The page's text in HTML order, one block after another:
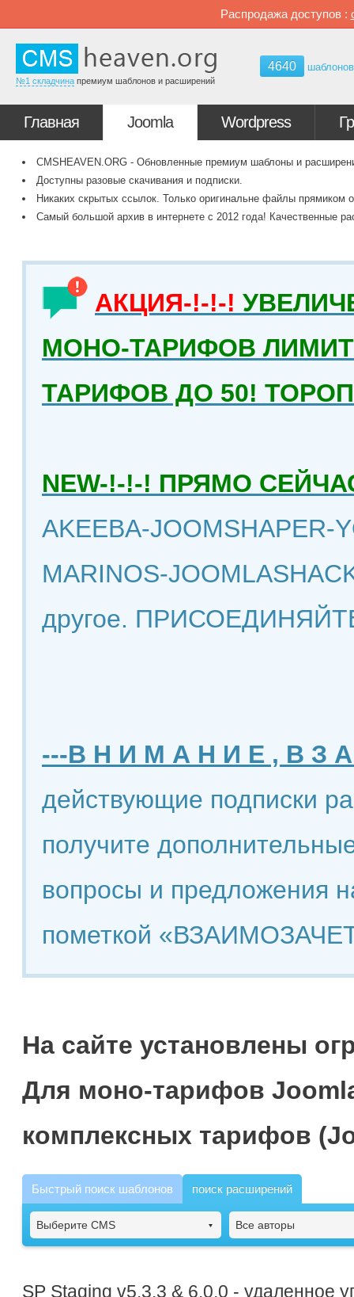
Распродажа доступов :
№1 складчина премиум шаблонов и расширений
4640 шаблонов
Главная Joomla Wordpress
CMSHEAVEN.ORG - Обновленные премиум шаблоны и
Доступны разовые скачивания и подписки.
Никаких скрытых ссылок. Только оригинальне файлы прямиком
Самый большой архив в интернете с 2012 года! Качественные
АКЦИЯ-!-!-!
МОНО-ТАРИФОВ
ТАРИФОВ ДО 50!
NEW-!-!-! ПРЯМО
AKEEBA-JOOMSHAPER-
MARINOS-
другое.
---В Н И М А Н И Е , В З
действующие подписки
получите
вопросы и предложения
пометкой
На сайте установлены
Для моно-тарифов
комплексных тарифов
Быстрый поиск шаблонов поиск расширений
Выберите CMS Все авторы
SP Staging v5.3.3 & 6.0.0 - удаленное